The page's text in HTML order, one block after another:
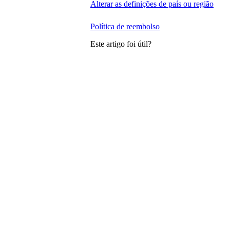
Alterar as definições de país ou região
Política de reembolso
Este artigo foi útil?